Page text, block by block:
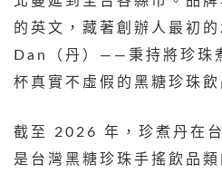
的英文，藏著創辦人最初
Dan（丹）——秉持將珍珠
杯真實不虛假的黑糖珍珠飲
截至 2026 年，珍煮丹在
是台灣黑糖珍珠手搖飲品類